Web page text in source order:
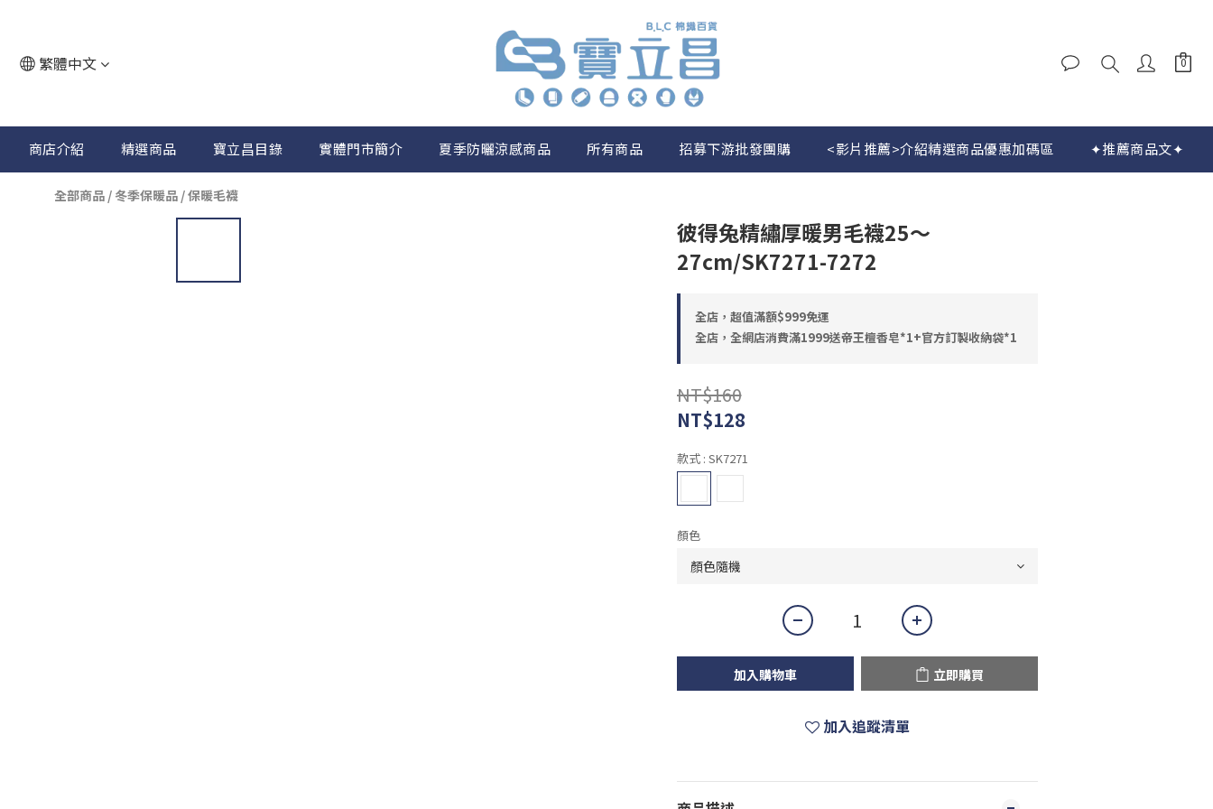
繁體中文
商店介紹 精選商品 寶立昌目錄 實體門市簡介 夏季防曬涼感商品 所有商品 招募下游批發團購 <影片推薦>介紹精選商品優惠加碼區 ✦推薦商品文✦
全部商品 / 冬季保暖品 /保暖毛襪
彼得兔精繡厚暖男毛襪25〜
27cm/SK7271-7272
全店，超值滿額$999免運
全店，全網店消費滿1999送帝王檀香皂*1+官方訂製收納袋*1
NT$160
NT$128
款式 : SK7271
顏色
加入購物車 立即購買
加入追蹤清單